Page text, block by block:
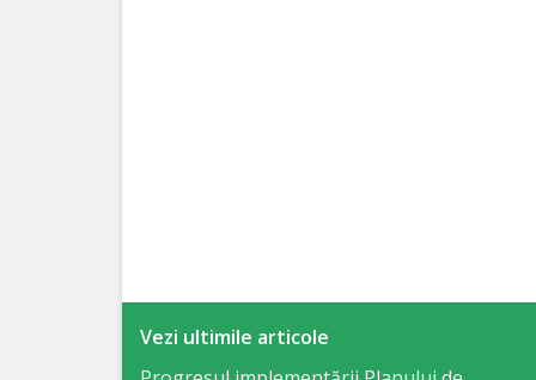
Drumuri
Specialist
Vezi ultimile articole